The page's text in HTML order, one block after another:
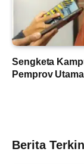
Sengketa
Pemprov
Berita